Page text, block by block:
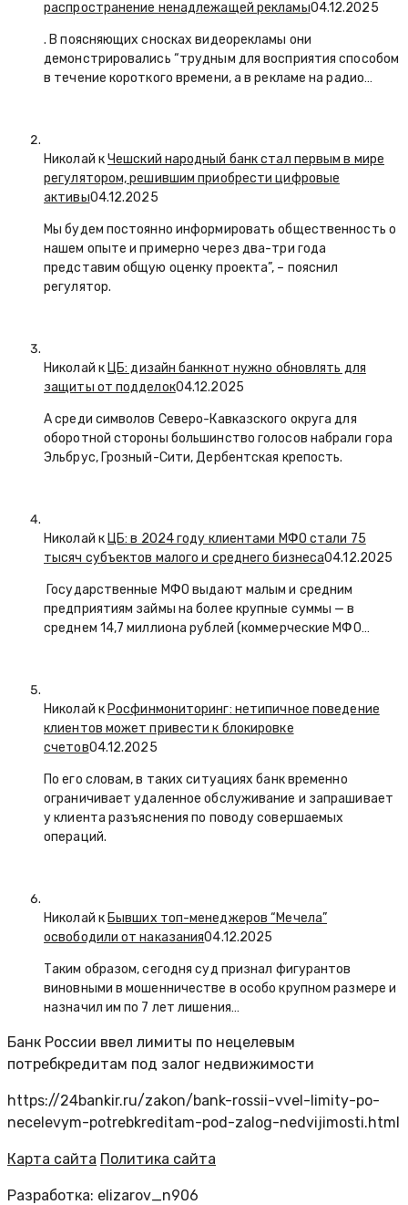
распространение ненадлежащей рекламы04.12.2025
. В поясняющих сносках видеорекламы они
демонстрировались “трудным для восприятия способом
в течение короткого времени, а в рекламе на радио…
Николай кЧешский народный банк стал первым в мире
регулятором, решившим приобрести цифровые
активы04.12.2025
Мы будем постоянно информировать общественность о
нашем опыте и примерно через два-три года
представим общую оценку проекта”, – пояснил
регулятор.
Николай к ЦБ: дизайн банкнот нужно обновлять для
защиты от подделок04.12.2025
А среди символов Северо-Кавказского округа для
оборотной стороны большинство голосов набрали гора
Эльбрус, Грозный-Сити, Дербентская крепость.
Николай к ЦБ: в 2024 году клиентами МФО стали 75
тысяч субъектов малого и среднего бизнеса04.12.2025
Государственные МФО выдают малым и средним
предприятиям займы на более крупные суммы — в
среднем 14,7 миллиона рублей (коммерческие МФО…
Николай к Росфинмониторинг: нетипичное поведение
клиентов может привести к блокировке
счетов04.12.2025
По его словам, в таких ситуациях банк временно
ограничивает удаленное обслуживание и запрашивает
у клиента разъяснения по поводу совершаемых
операций.
Николай к Бывших топ-менеджеров “Мечела”
освободили от наказания04.12.2025
Таким образом, сегодня суд признал фигурантов
виновными в мошенничестве в особо крупном размере и
назначил им по 7 лет лишения…
Банк России ввел лимиты по нецелевым
потребкредитам под залог недвижимости
https://24bankir.ru/zakon/bank-rossii-vvel-limity-po-
necelevym-potrebkreditam-pod-zalog-nedvijimosti.html
Карта сайта Политика сайта
Разработка: elizarov_n906